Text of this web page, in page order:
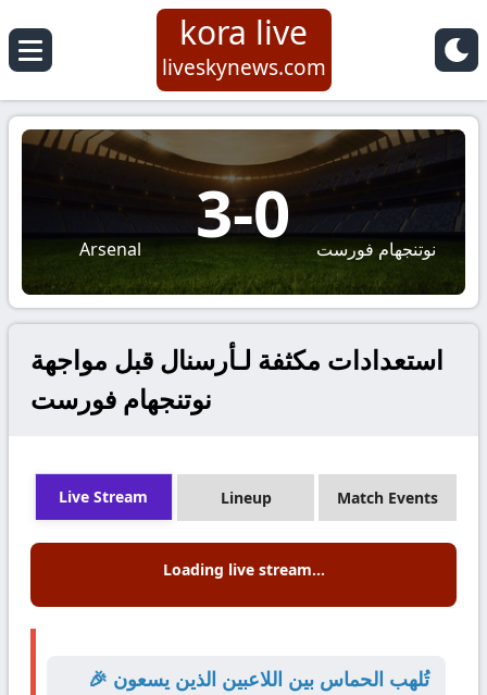
kora live
liveskynews.com
Arsenal 3-0 نوتنجهام فورست
استعدادات مكثفة لـأرسنال قبل مواجهة
نوتنجهام فورست
Live Stream Lineup Match Events
Loading live stream...
🎉 تُلهب الحماس بين اللاعبين الذين يسعون